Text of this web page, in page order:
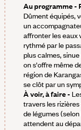
Au programme -
Dûment équipés,
un
affronter les eaux
rythmé par le
plus calmes,
on s'offre même
région de
se clôt par un
À voir, à faire -
travers les
de légumes
attendent au